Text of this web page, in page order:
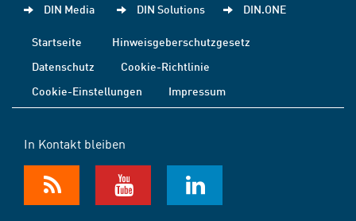
DIN Media DIN Solutions DIN.ONE
Startseite
Hinweisgeberschutzgesetz
Datenschutz
Cookie-Richtlinie
Cookie-Einstellungen
Impressum
In Kontakt bleiben